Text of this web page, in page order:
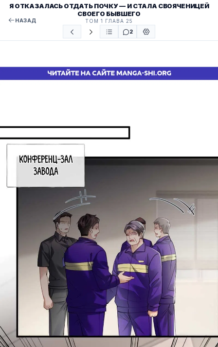
НАЗАД
Я ОТКАЗАЛАСЬ ОТДАТЬ ПОЧКУ — И СТАЛА СВОЯЧЕНИЦЕЙ
СВОЕГО БЫВШЕГО
ТОМ 1 ГЛАВА 25
2